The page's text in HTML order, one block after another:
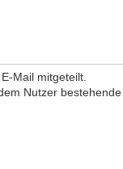
Mail mitgeteilt.
Nutzer